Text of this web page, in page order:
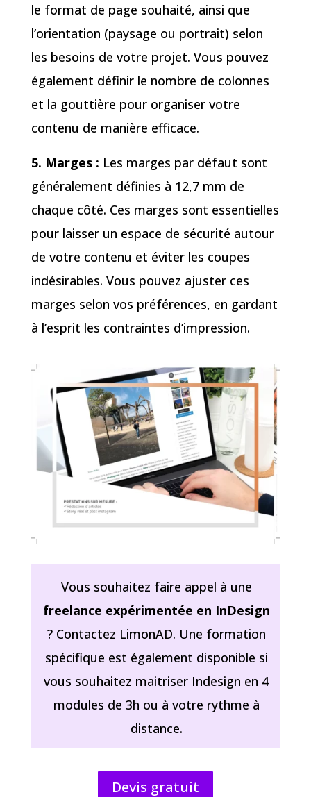
le format de page souhaité, ainsi que
l’orientation (paysage ou portrait) selon
les besoins de votre projet. Vous pouvez
également définir le nombre de colonnes
et la gouttière pour organiser votre
contenu de manière efficace.
5. Marges : Les marges par défaut sont
généralement définies à 12,7 mm de
chaque côté. Ces marges sont essentielles
pour laisser un espace de sécurité autour
de votre contenu et éviter les coupes
indésirables. Vous pouvez ajuster ces
marges selon vos préférences, en gardant
à l’esprit les contraintes d’impression.
Vous souhaitez faire appel à une
freelance expérimentée en InDesign
? Contactez LimonAD. Une formation
spécifique est également disponible si
vous souhaitez maitriser Indesign en 4
modules de 3h ou à votre rythme à
distance.
Devis gratuit